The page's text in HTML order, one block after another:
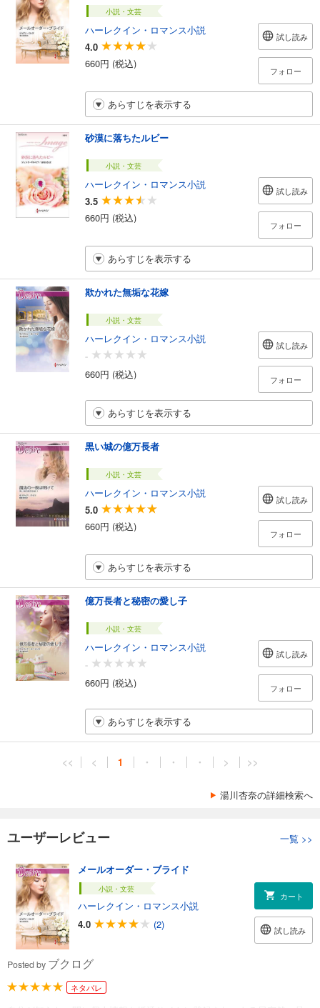
小説・文芸
ハーレクイン・ロマンス小説
4.0
660円 (税込)
試し読み
フォロー
あらすじを表示する
砂漠に落ちたルビー
小説・文芸
ハーレクイン・ロマンス小説
3.5
660円 (税込)
試し読み
フォロー
あらすじを表示する
欺かれた無垢な花嫁
小説・文芸
ハーレクイン・ロマンス小説
-
660円 (税込)
試し読み
フォロー
あらすじを表示する
黒い城の億万長者
小説・文芸
ハーレクイン・ロマンス小説
5.0
660円 (税込)
試し読み
フォロー
あらすじを表示する
億万長者と秘密の愛し子
小説・文芸
ハーレクイン・ロマンス小説
-
660円 (税込)
試し読み
フォロー
あらすじを表示する
<< < 1 ・ ・ ・ > >>
湯川杏奈の詳細検索へ
ユーザーレビュー 一覧 >>
メールオーダー・ブライド
小説・文芸
ハーレクイン・ロマンス小説
4.0
(2)
カート
試し読み
Posted by ブクログ
ネタバレ